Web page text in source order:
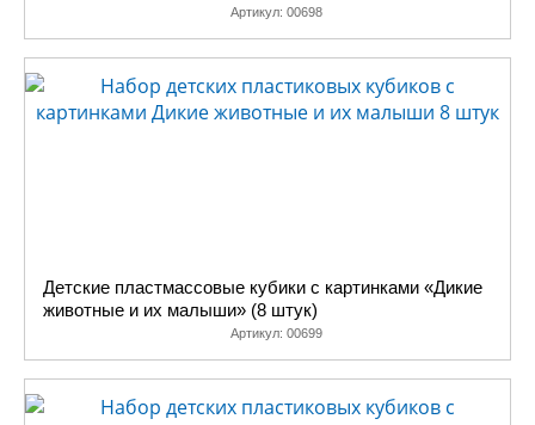
Артикул: 00698
Детские пластмассовые кубики с картинками «Дикие
животные и их малыши» (8 штук)
Артикул: 00699